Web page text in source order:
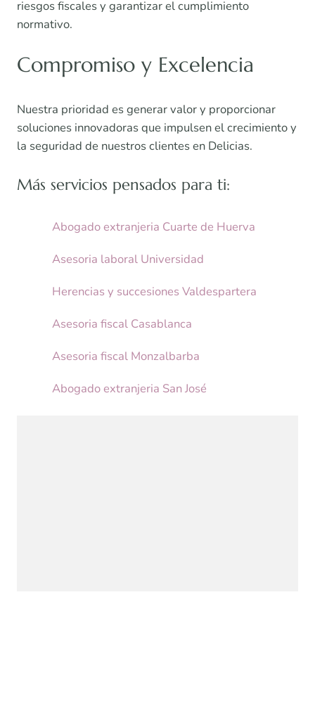
riesgos fiscales y garantizar el cumplimiento
normativo.
Compromiso y Excelencia
Nuestra prioridad es generar valor y proporcionar
soluciones innovadoras que impulsen el crecimiento y
la seguridad de nuestros clientes en Delicias.
Más servicios pensados para ti:
Abogado extranjeria Cuarte de Huerva
Asesoria laboral Universidad
Herencias y succesiones Valdespartera
Asesoria fiscal Casablanca
Asesoria fiscal Monzalbarba
Abogado extranjeria San José